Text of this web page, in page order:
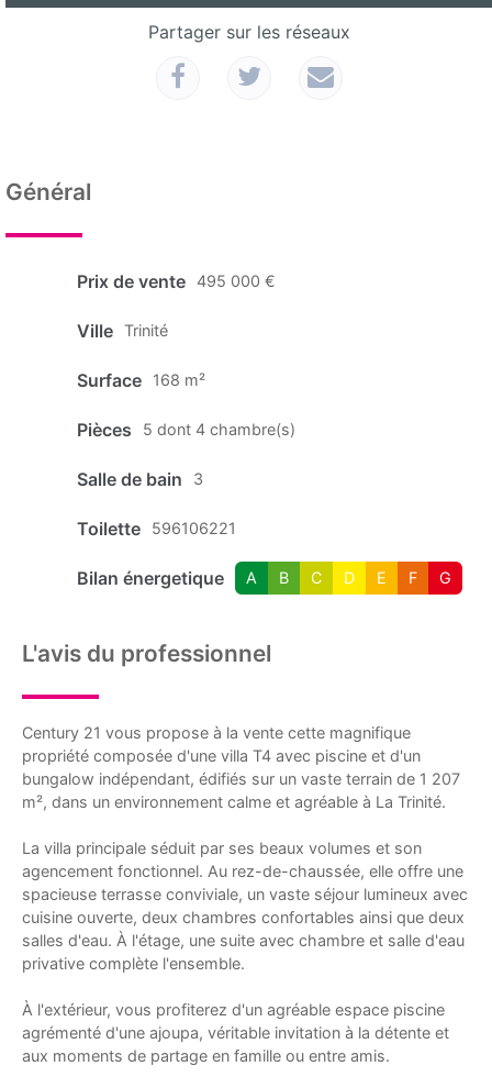
Partager sur les réseaux
Général
Prix de vente 495 000 €
Ville Trinité
Surface 168 m²
Pièces 5 dont 4 chambre(s)
Salle de bain 3
Toilette 596106221
Bilan énergetique A B C D E F G
L'avis du professionnel
Century 21 vous propose à la vente cette magnifique
propriété composée d'une villa T4 avec piscine et d'un
bungalow indépendant, édifiés sur un vaste terrain de 1 207
m², dans un environnement calme et agréable à La Trinité.
La villa principale séduit par ses beaux volumes et son
agencement fonctionnel. Au rez-de-chaussée, elle offre une
spacieuse terrasse conviviale, un vaste séjour lumineux avec
cuisine ouverte, deux chambres confortables ainsi que deux
salles d'eau. À l'étage, une suite avec chambre et salle d'eau
privative complète l'ensemble.
À l'extérieur, vous profiterez d'un agréable espace piscine
agrémenté d'une ajoupa, véritable invitation à la détente et
aux moments de partage en famille ou entre amis.